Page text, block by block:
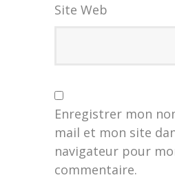
Site Web
Enregistrer mon
mail et mon site
navigateur pour
commentaire.